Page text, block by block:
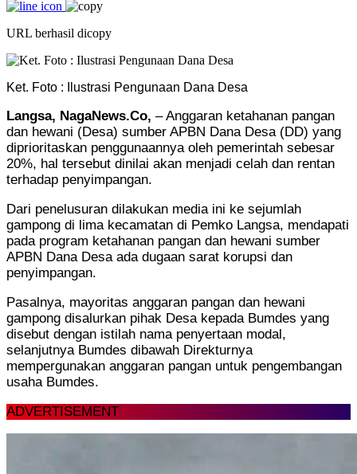
URL berhasil dicopy
Ket. Foto : Ilustrasi Pengunaan Dana Desa
Langsa, NagaNews.Co, – Anggaran ketahanan pangan
dan hewani (Desa) sumber APBN Dana Desa (DD) yang
diprioritaskan penggunaannya oleh pemerintah sebesar
20%, hal tersebut dinilai akan menjadi celah dan rentan
terhadap penyimpangan.
Dari penelusuran dilakukan media ini ke sejumlah
gampong di lima kecamatan di Pemko Langsa, mendapati
pada program ketahanan pangan dan hewani sumber
APBN Dana Desa ada dugaan sarat korupsi dan
penyimpangan.
Pasalnya, mayoritas anggaran pangan dan hewani
gampong disalurkan pihak Desa kepada Bumdes yang
disebut dengan istilah nama penyertaan modal,
selanjutnya Bumdes dibawah Direkturnya
mempergunakan anggaran pangan untuk pengembangan
usaha Bumdes.
ADVERTISEMENT